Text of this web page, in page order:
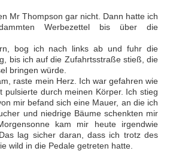
Mr Thompson gar nicht. Dann hatte ich
Werbezettel bis über die
bog ich nach links ab und fuhr die
bis ich auf die Zufahrtsstraße stieß, die
bringen würde.
raste mein Herz. Ich war gefahren wie
pulsierte durch meinen Körper. Ich stieg
mir befand sich eine Mauer, an die ich
und niedrige Bäume schenkten mir
kam mir heute irgendwie
lag sicher daran, dass ich trotz des
wild in die Pedale getreten hatte.